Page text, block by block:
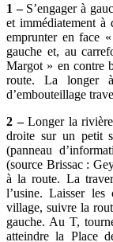
1 –S’engager à
et immédiatement
emprunter en face
gauche et, au
Margot » en contre
route. La longer
d’embouteillage
2 –Longer la rivière
droite sur un petit
(panneau
(source Brissac :
à la route. La
l’usine. Laisser
village, suivre la
gauche. Au T,
atteindre la Place